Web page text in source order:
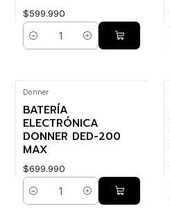
$599.990
Cantidad
Donner
BATERÍA
ELECTRÓNICA
DONNER DED-200
MAX
$699.990
Cantidad